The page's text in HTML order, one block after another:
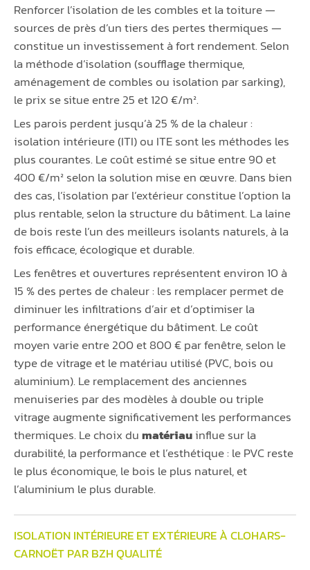
Renforcer l’isolation de les combles et la toiture —
sources de près d’un tiers des pertes thermiques —
constitue un investissement à fort rendement. Selon
la méthode d’isolation (soufflage thermique,
aménagement de combles ou isolation par sarking),
le prix se situe entre 25 et 120 €/m².
Les parois perdent jusqu’à 25 % de la chaleur :
isolation intérieure (ITI) ou ITE sont les méthodes les
plus courantes. Le coût estimé se situe entre 90 et
400 €/m² selon la solution mise en œuvre. Dans bien
des cas, l’isolation par l’extérieur constitue l’option la
plus rentable, selon la structure du bâtiment. La laine
de bois reste l’un des meilleurs isolants naturels, à la
fois efficace, écologique et durable.
Les fenêtres et ouvertures représentent environ 10 à
15 % des pertes de chaleur : les remplacer permet de
diminuer les infiltrations d’air et d’optimiser la
performance énergétique du bâtiment. Le coût
moyen varie entre 200 et 800 € par fenêtre, selon le
type de vitrage et le matériau utilisé (PVC, bois ou
aluminium). Le remplacement des anciennes
menuiseries par des modèles à double ou triple
vitrage augmente significativement les performances
thermiques. Le choix dumatériauinflue sur la
durabilité, la performance et l’esthétique : le PVC reste
le plus économique, le bois le plus naturel, et
l’aluminium le plus durable.
ISOLATION INTÉRIEURE ET EXTÉRIEURE À CLOHARS-
CARNOËT PAR BZH QUALITÉ